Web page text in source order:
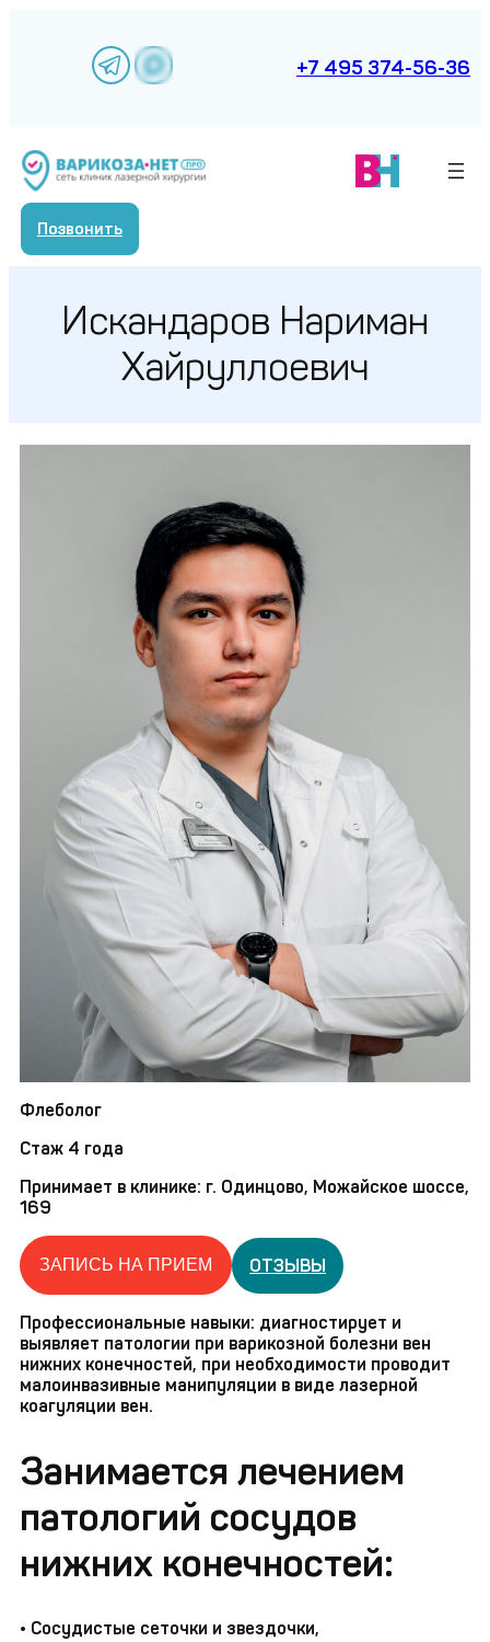
содержимому
+7 495 374-56-36
Позвонить
Искандаров Нариман
Хайруллоевич
Флеболог
Стаж 4 года
Принимает в клинике: г. Одинцово, Можайское шоссе,
169
ЗАПИСЬ НА ПРИЕМ ОТЗЫВЫ
Профессиональные навыки: диагностирует и
выявляет патологии при варикозной болезни вен
нижних конечностей, при необходимости проводит
малоинвазивные манипуляции в виде лазерной
коагуляции вен.
Занимается лечением
патологий сосудов
нижних конечностей:
• Сосудистые сеточки и звездочки,